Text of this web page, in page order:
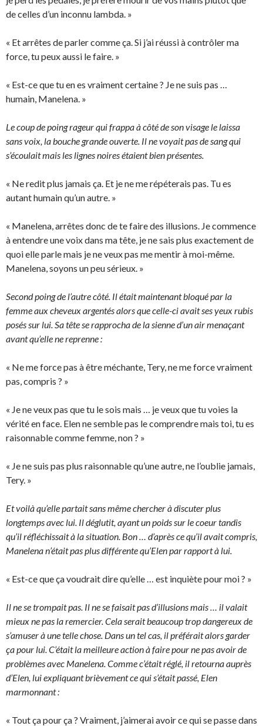
de celles d’un inconnu lambda. »
« Et arrêtes de parler comme ça. Si j’ai réussi à contrôler ma
force, tu peux aussi le faire. »
« Est-ce que tu en es vraiment certaine ? Je ne suis pas …
humain, Manelena. »
Le coup de poing rageur qui frappa à côté de son visage le laissa
sans voix, la bouche grande ouverte. Il ne voyait pas de sang qui
s’écoulait mais les lignes noires étaient bien présentes.
« Ne redit plus jamais ça. Et je ne me répéterais pas. Tu es
autant humain qu’un autre. »
« Manelena, arrêtes donc de te faire des illusions. Je commence
à entendre une voix dans ma tête, je ne sais plus exactement de
quoi elle parle mais je ne veux pas me mentir à moi-même.
Manelena, soyons un peu sérieux. »
Second poing de l’autre côté. Il était maintenant bloqué par la
femme aux cheveux argentés alors que celle-ci avait ses yeux rubis
posés sur lui. Sa tête se rapprocha de la sienne d’un air menaçant
avant qu’elle ne reprenne :
« Ne me force pas à être méchante, Tery, ne me force vraiment
pas, compris ? »
« Je ne veux pas que tu le sois mais … je veux que tu voies la
vérité en face. Elen ne semble pas le comprendre mais toi, tu es
raisonnable comme femme, non ? »
« Je ne suis pas plus raisonnable qu’une autre, ne l’oublie jamais,
Tery. »
Et voilà qu’elle partait sans même chercher à discuter plus
longtemps avec lui. Il déglutit, ayant un poids sur le coeur tandis
qu’il réfléchissait à la situation. Bon … d’après ce qu’il avait compris,
Manelena n’était pas plus différente qu’Elen par rapport à lui.
« Est-ce que ça voudrait dire qu’elle … est inquiète pour moi ? »
Il ne se trompait pas. Il ne se faisait pas d’illusions mais … il valait
mieux ne pas la remercier. Cela serait beaucoup trop dangereux de
s’amuser à une telle chose. Dans un tel cas, il préférait alors garder
ça pour lui. C’était la meilleure action à faire pour ne pas avoir de
problèmes avec Manelena. Comme c’était réglé, il retourna auprès
d’Elen, lui expliquant brièvement ce qui s’était passé, Elen
marmonnant :
« Tout ça pour ça ? Vraiment, j’aimerai avoir ce qui se passe dans